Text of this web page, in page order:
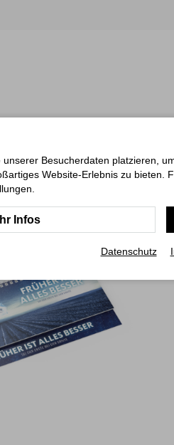
Besucherdaten platzieren,
Website-Erlebnis zu bieten.
Infos
Datenschutz